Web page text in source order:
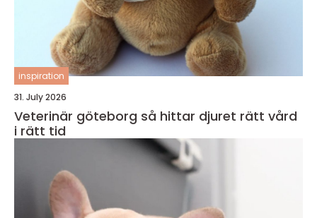
inspiration
31. July 2026
Veterinär göteborg så hittar djuret rätt vård
i rätt tid